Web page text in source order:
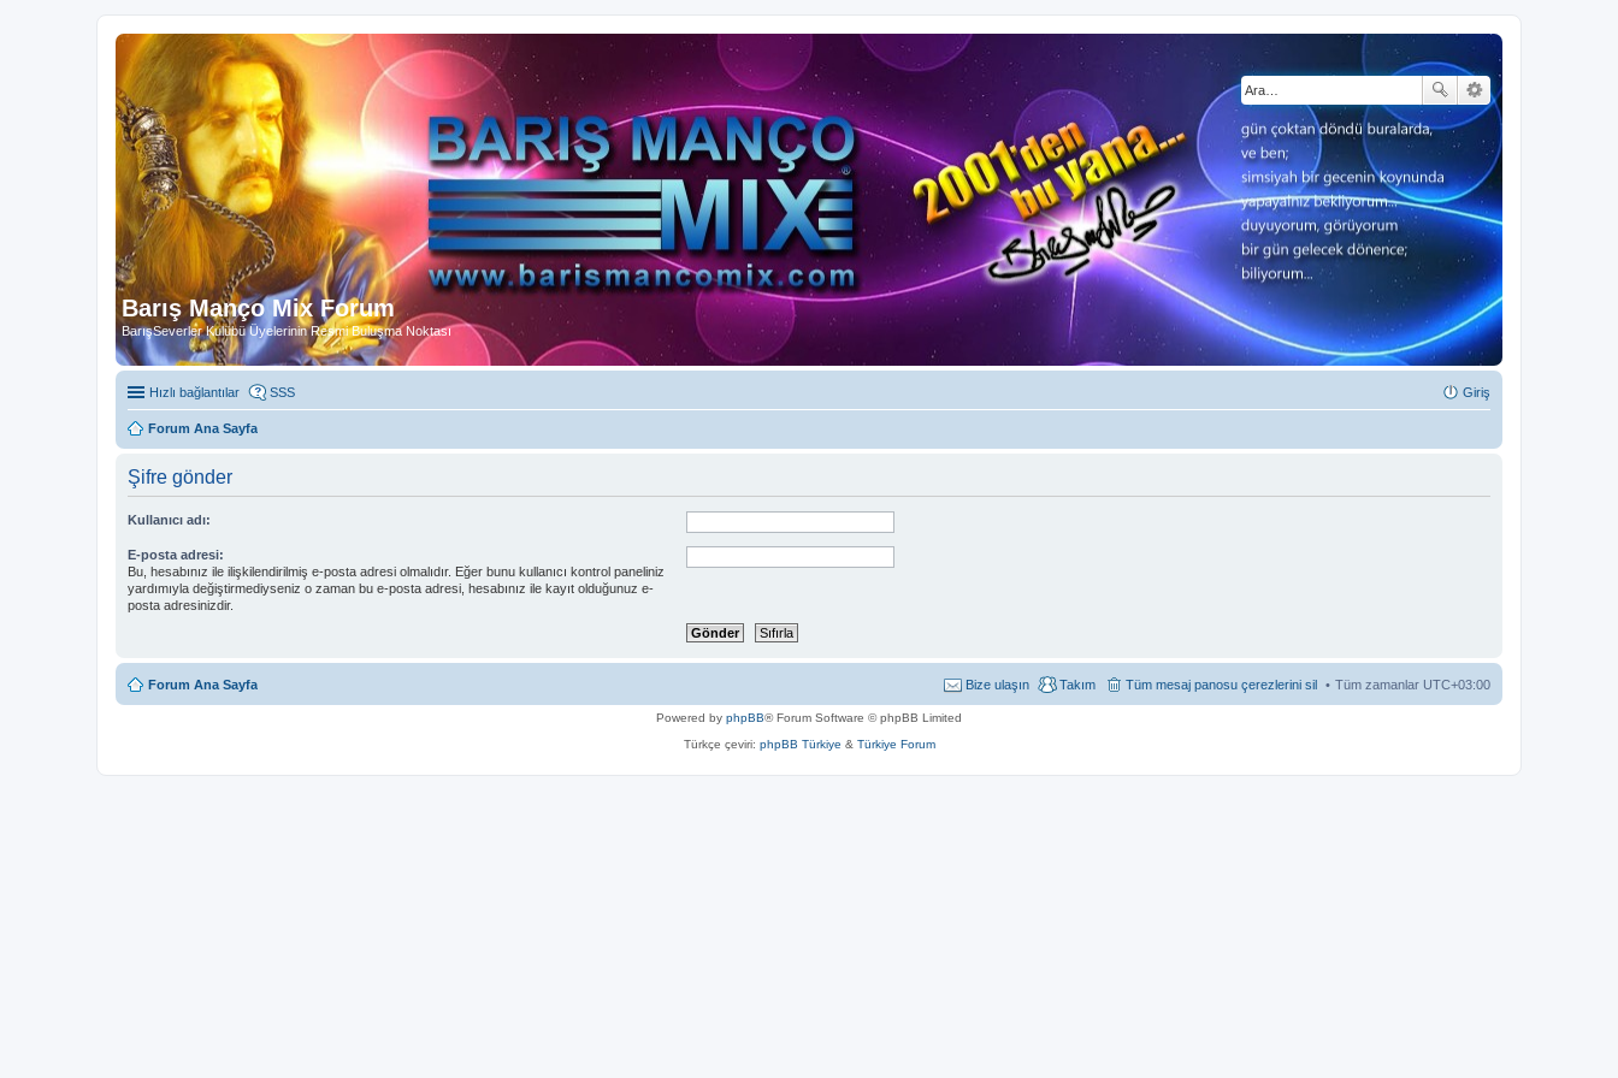
Barış Manço Mix Forum
BarışSeverler Kulübü Üyelerinin Resmi Buluşma Noktası
Hızlı bağlantılar SSS Giriş
Forum Ana Sayfa
Şifre gönder
Kullanıcı adı:
E-posta adresi:
Bu, hesabınız ile ilişkilendirilmiş e-posta adresi olmalıdır. Eğer bunu kullanıcı kontrol paneliniz
yardımıyla değiştirmediyseniz o zaman bu e-posta adresi, hesabınız ile kayıt olduğunuz e-
posta adresinizdir.
Forum Ana Sayfa Tüm zamanlar UTC+03:00
Tüm mesaj panosu çerezlerini sil
Takım
Bize ulaşın
Powered by phpBB® Forum Software © phpBB Limited
Türkçe çeviri: phpBB Türkiye & Türkiye Forum